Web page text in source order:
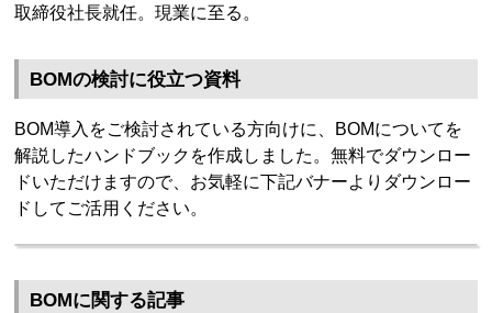
取締役社長就任。現業に至る。
BOMの検討に役立つ資料
BOM導入をご検討されている方向けに、BOMについてを
解説したハンドブックを作成しました。無料でダウンロー
ドいただけますので、お気軽に下記バナーよりダウンロー
ドしてご活用ください。
BOMに関する記事